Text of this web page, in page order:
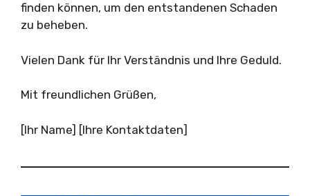
finden können, um den entstandenen Schaden
zu beheben.
Vielen Dank für Ihr Verständnis und Ihre Geduld.
Mit freundlichen Grüßen,
[Ihr Name] [Ihre Kontaktdaten]